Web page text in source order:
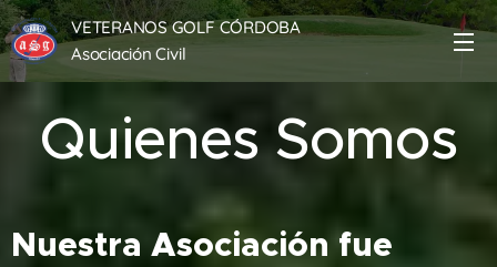
VETERANOS GOLF CÓRDOBA
Asociación Civil
Quienes Somos
Nuestra Asociación fue